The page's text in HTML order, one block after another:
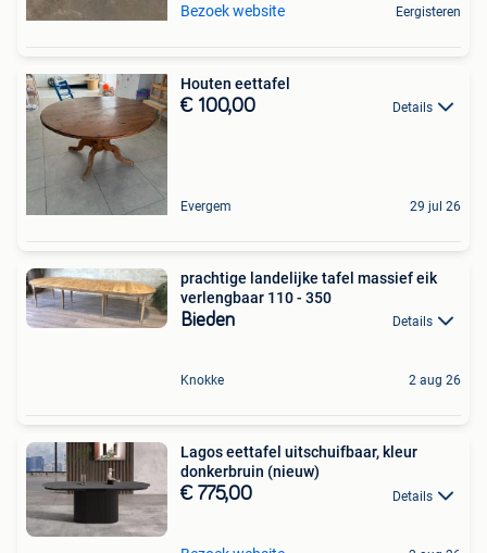
Bezoek website Eergisteren
Houten eettafel
€ 100,00 Details
Evergem 29 jul 26
prachtige landelijke tafel massief eik
verlengbaar 110 - 350
Bieden Details
Knokke 2 aug 26
Lagos eettafel uitschuifbaar, kleur
donkerbruin (nieuw)
€ 775,00 Details